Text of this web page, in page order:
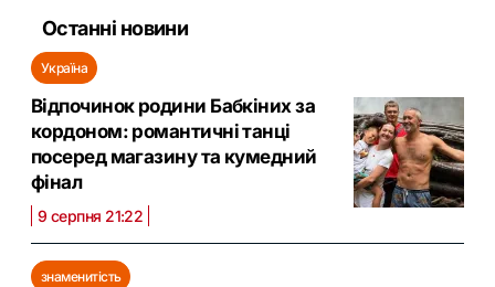
Останні новини
Україна
Відпочинок родини Бабкіних за
кордоном: романтичні танці
посеред магазину та кумедний
фінал
9 серпня 21:22
знаменитість